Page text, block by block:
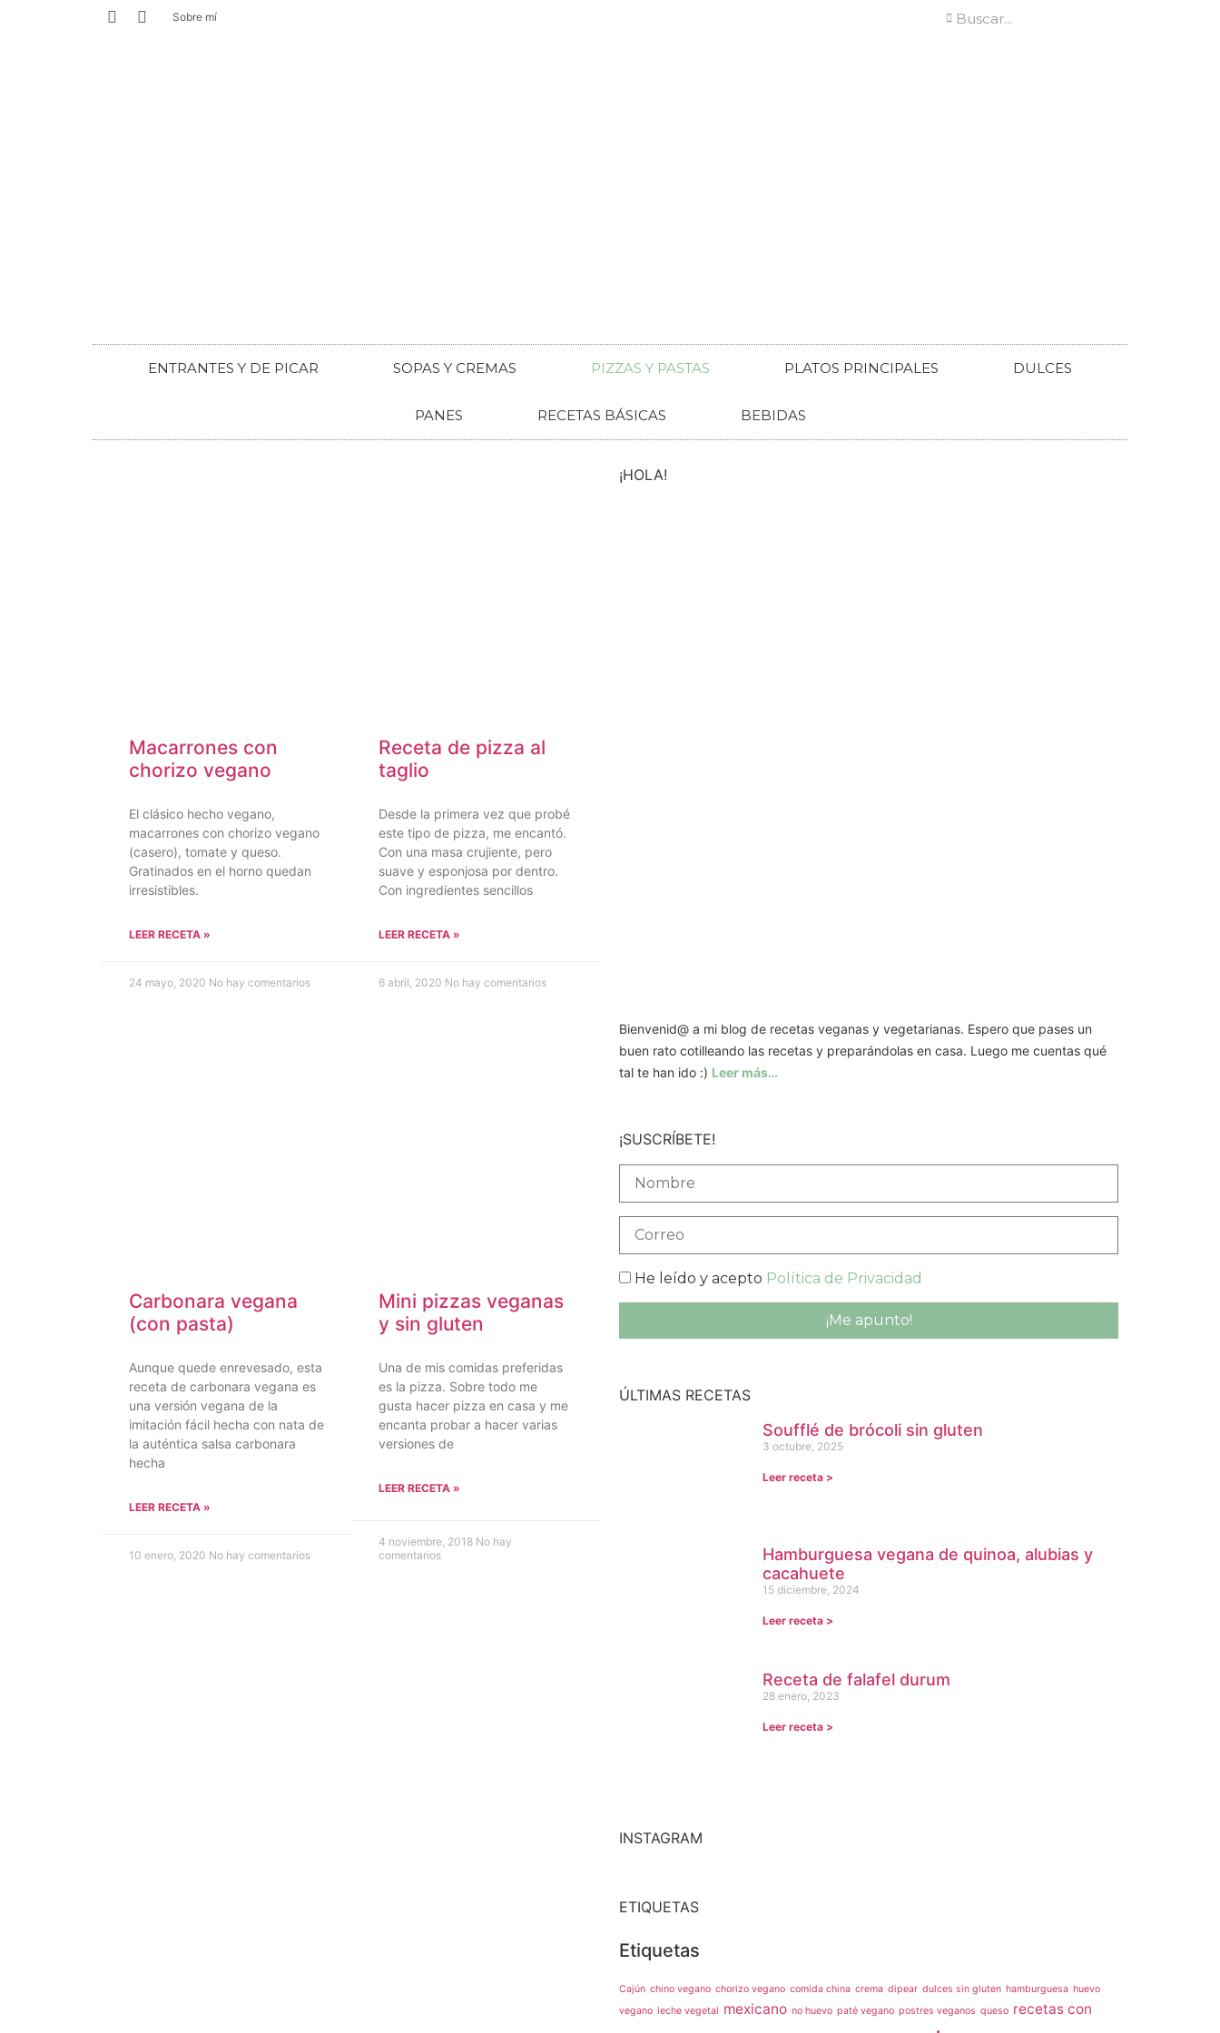
Sobre mí
ENTRANTES Y DE PICAR SOPAS Y CREMAS PIZZAS Y PASTAS PLATOS PRINCIPALES DULCES
PANES RECETAS BÁSICAS BEBIDAS
Macarrones con
chorizo vegano
El clásico hecho vegano,
macarrones con chorizo vegano
(casero), tomate y queso.
Gratinados en el horno quedan
irresistibles.
LEER RECETA »
24 mayo, 2020 No hay comentarios
Receta de pizza al
taglio
Desde la primera vez que probé
este tipo de pizza, me encantó.
Con una masa crujiente, pero
suave y esponjosa por dentro.
Con ingredientes sencillos
LEER RECETA »
6 abril, 2020 No hay comentarios
Carbonara vegana
(con pasta)
Aunque quede enrevesado, esta
receta de carbonara vegana es
una versión vegana de la
imitación fácil hecha con nata de
la auténtica salsa carbonara
hecha
LEER RECETA »
10 enero, 2020 No hay comentarios
Mini pizzas veganas
y sin gluten
Una de mis comidas preferidas
es la pizza. Sobre todo me
gusta hacer pizza en casa y me
encanta probar a hacer varias
versiones de
LEER RECETA »
4 noviembre, 2018 No hay
comentarios
¡HOLA!
Bienvenid@ a mi blog de recetas veganas y vegetarianas. Espero que pases un
buen rato cotilleando las recetas y preparándolas en casa. Luego me cuentas qué
tal te han ido :) Leer más…
¡SUSCRÍBETE!
He leído y acepto Política de Privacidad
ÚLTIMAS RECETAS
Soufflé de brócoli sin gluten
3 octubre, 2025
Leer receta >
Hamburguesa vegana de quinoa, alubias y
cacahuete
15 diciembre, 2024
Leer receta >
Receta de falafel durum
28 enero, 2023
Leer receta >
INSTAGRAM
ETIQUETAS
Etiquetas
Cajún chino vegano chorizo vegano comida china crema dipear dulces sin gluten hamburguesa huevo
vegano leche vegetal mexicano no huevo paté vegano postres veganos queso recetas con